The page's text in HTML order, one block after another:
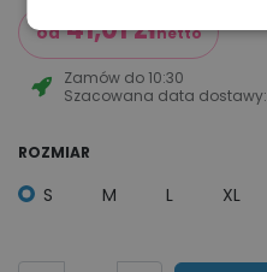
od 41,01złnetto
Zamów do 10:30
Szacowana data dostawy:
ROZMIAR
S M L XL